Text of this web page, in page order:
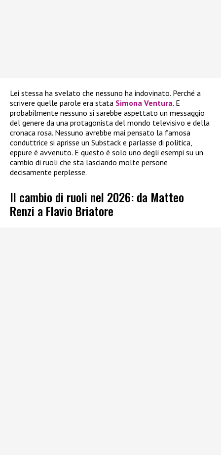
Lei stessa ha svelato che nessuno ha indovinato. Perché a
scrivere quelle parole era stata Simona Ventura. E
probabilmente nessuno si sarebbe aspettato un messaggio
del genere da una protagonista del mondo televisivo e della
cronaca rosa. Nessuno avrebbe mai pensato la famosa
conduttrice si aprisse un Substack e parlasse di politica,
eppure è avvenuto. E questo è solo uno degli esempi su un
cambio di ruoli che sta lasciando molte persone
decisamente perplesse.
Il cambio di ruoli nel 2026: da Matteo
Renzi a Flavio Briatore